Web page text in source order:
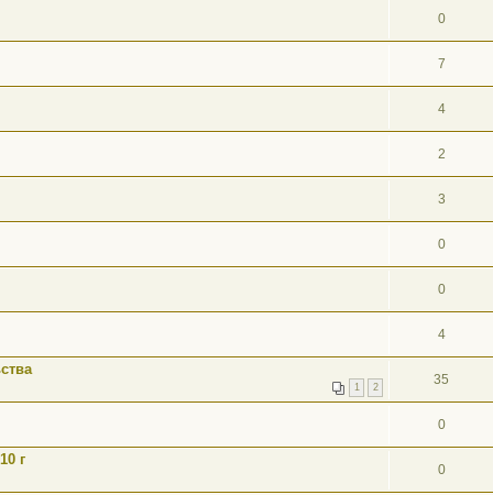
0
7
4
2
3
0
0
4
1 2 35
0
г
0